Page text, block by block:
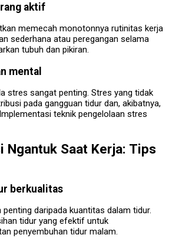
aktif
memecah monotonnya rutinitas kerja
sederhana atau peregangan selama
tubuh dan pikiran.
mental
stres sangat penting. Stres yang tidak
pada gangguan tidur dan, akibatnya,
teknik pengelolaan stres
Ngantuk Saat Kerja: Tips
berkualitas
daripada kuantitas dalam tidur.
tidur yang efektif untuk
penyembuhan tidur malam.